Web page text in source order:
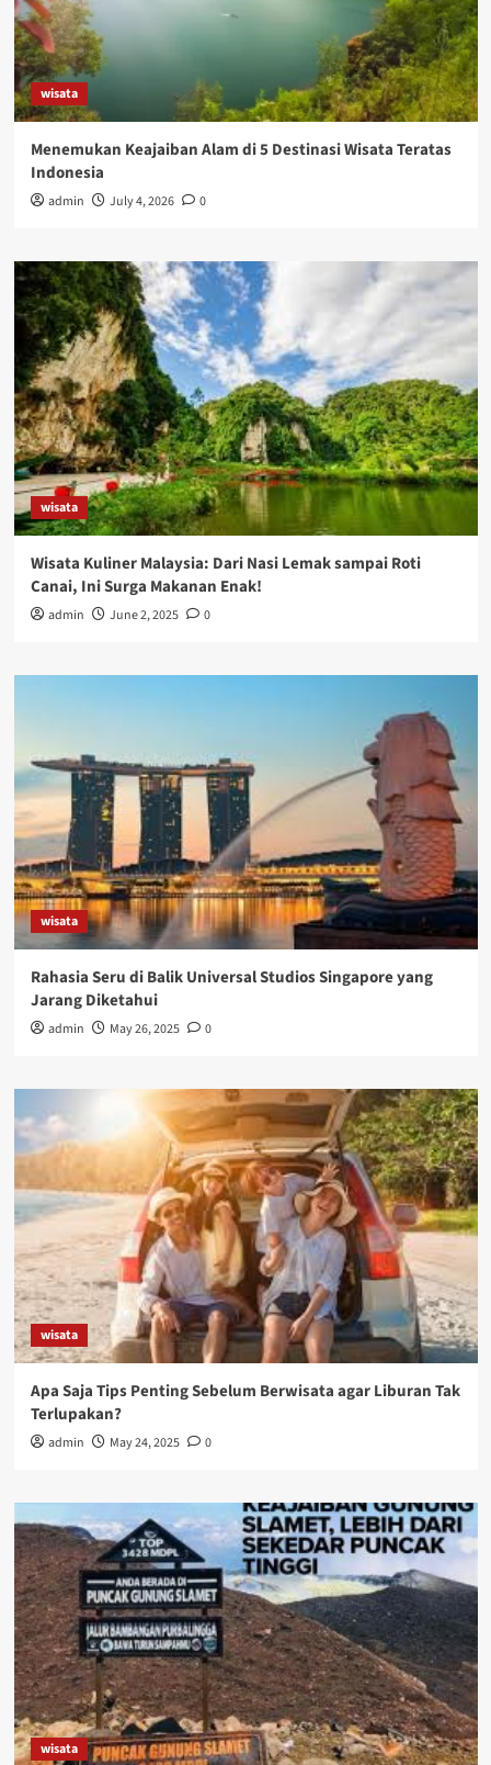
wisata
Menemukan Keajaiban Alam di 5 Destinasi Wisata Teratas
Indonesia
admin July 4, 2026 0
wisata
Wisata Kuliner Malaysia: Dari Nasi Lemak sampai Roti
Canai, Ini Surga Makanan Enak!
admin June 2, 2025 0
wisata
Rahasia Seru di Balik Universal Studios Singapore yang
Jarang Diketahui
admin May 26, 2025 0
wisata
Apa Saja Tips Penting Sebelum Berwisata agar Liburan Tak
Terlupakan?
admin May 24, 2025 0
wisata